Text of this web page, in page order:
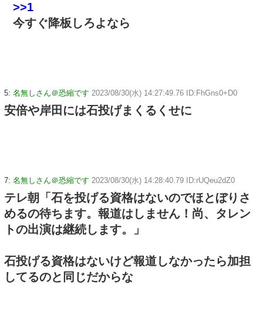
>>1
今すぐ降板しろよなら
5: 名無しさん＠恐縮です 2023/08/30(水) 14:27:49.76 ID:FhGns0+D0
安倍や岸田には石投げまくるくせに
7: 名無しさん＠恐縮です 2023/08/30(水) 14:28:40.79 ID:rUQeu2dZ0
テレ朝「石を投げる資格はないのでほとぼりさ
めるの待ちます。報道はしません！尚、タレン
トの出演は継続します。」
石投げる資格はないけど報道しなかったら加担
してるのと同じだからな